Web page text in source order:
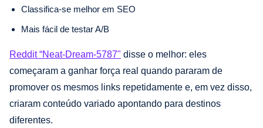
Classifica-se melhor em SEO
Mais fácil de testar A/B
Reddit “Neat-Dream-5787" disse o melhor: eles
começaram a ganhar força real quando pararam de
promover os mesmos links repetidamente e, em vez disso,
criaram conteúdo variado apontando para destinos
diferentes.